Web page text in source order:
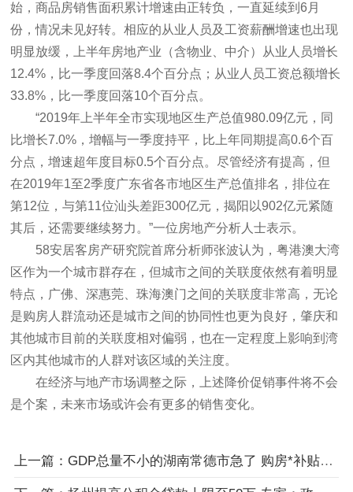
始，商品房销售面积累计增速由正转负，一直延续到6月
份，情况未见好转。相应的从业人员及工资薪酬增速也出现
明显放缓，上半年房地产业（含物业、中介）从业人员增长
12.4%，比一季度回落8.4个百分点；从业人员工资总额增长
33.8%，比一季度回落10个百分点。
“2019年上半年全市实现地区生产总值980.09亿元，同
比增长7.0%，增幅与一季度持平，比上年同期提高0.6个百
分点，增速超年度目标0.5个百分点。尽管经济有提高，但
在2019年1至2季度广东省各市地区生产总值排名，排位在
第12位，与第11位汕头差距300亿元，揭阳以902亿元紧随
其后，还需要继续努力。”一位房地产分析人士表示。
58安居客房产研究院首席分析师张波认为，粤港澳大湾
区作为一个城市群存在，但城市之间的关联度依然有着明显
特点，广佛、深惠莞、珠海澳门之间的关联度非常高，无论
是购房人群流动还是城市之间的协同性也更为良好，肇庆和
其他城市目前的关联度相对偏弱，也在一定程度上影响到湾
区内其他城市的人群对该区域的关注度。
在经济与地产市场调整之际，上述降价促销事件将不会
是个案，未来市场或许会有更多的销售变化。
上一篇：GDP总量不小的湖南常德市急了 购房*补贴20万元